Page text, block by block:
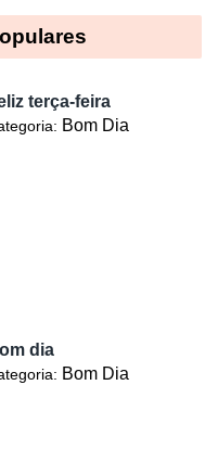
terça-feira
Bom Dia
dia
Bom Dia